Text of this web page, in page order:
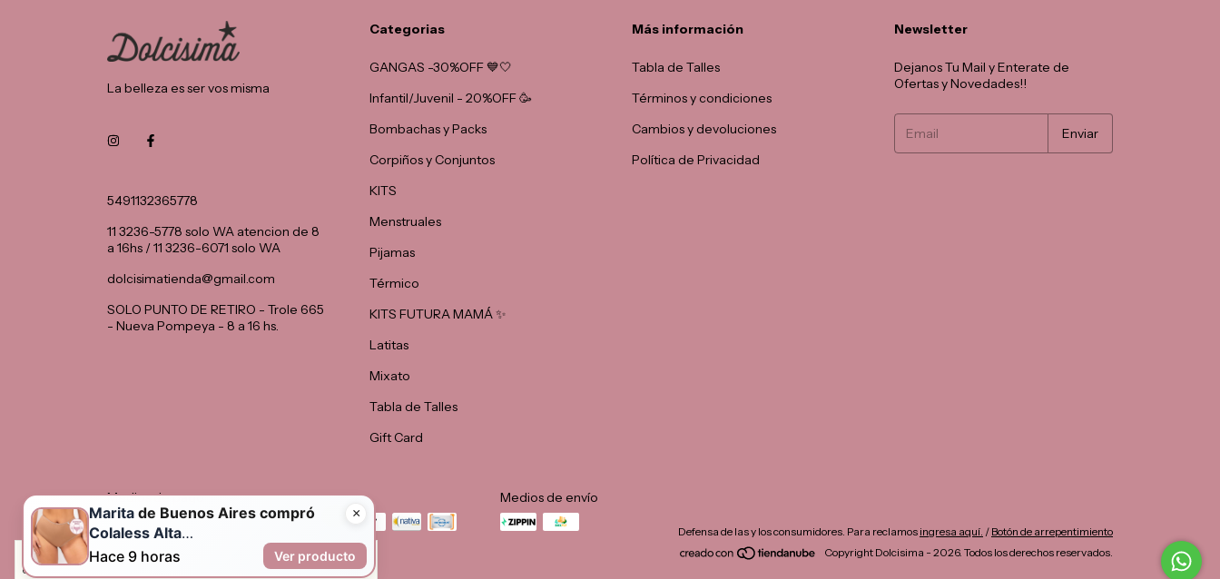
Al navegar por este sitio aceptas el uso de cookiespara agilizar tu
experiencia de compra.
La belleza es ser vos misma
5491132365778
11 3236-5778 solo WA atencion de 8
a 16hs / 11 3236-6071 solo WA
dolcisimatienda@gmail.com
SOLO PUNTO DE RETIRO - Trole 665
- Nueva Pompeya - 8 a 16 hs.
Categorias
GANGAS -30%OFF 💙🤍
Infantil/Juvenil - 20%OFF 🥳
Bombachas y Packs
Corpiños y Conjuntos
KITS
Menstruales
Pijamas
Térmico
KITS FUTURA MAMÁ ✨
Latitas
Mixato
Tabla de Talles
Gift Card
Más información
Tabla de Talles
Términos y condiciones
Cambios y devoluciones
Política de Privacidad
Newsletter
Dejanos Tu Mail y Enterate de
Ofertas y Novedades!!
Medios de pago Medios de envío
Defensa de las y los consumidores. Para reclamos ingresa aquí. / Botón de arrepentimiento
Copyright Dolcisima - 2026. Todos los derechos reservados.